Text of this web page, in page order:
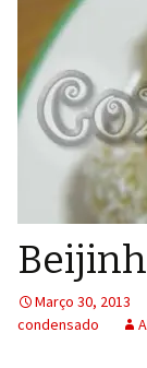
Março 30, 2013
condensado